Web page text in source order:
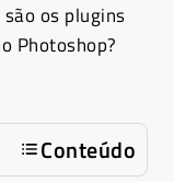
os plugins
Photoshop?
Conteúdo